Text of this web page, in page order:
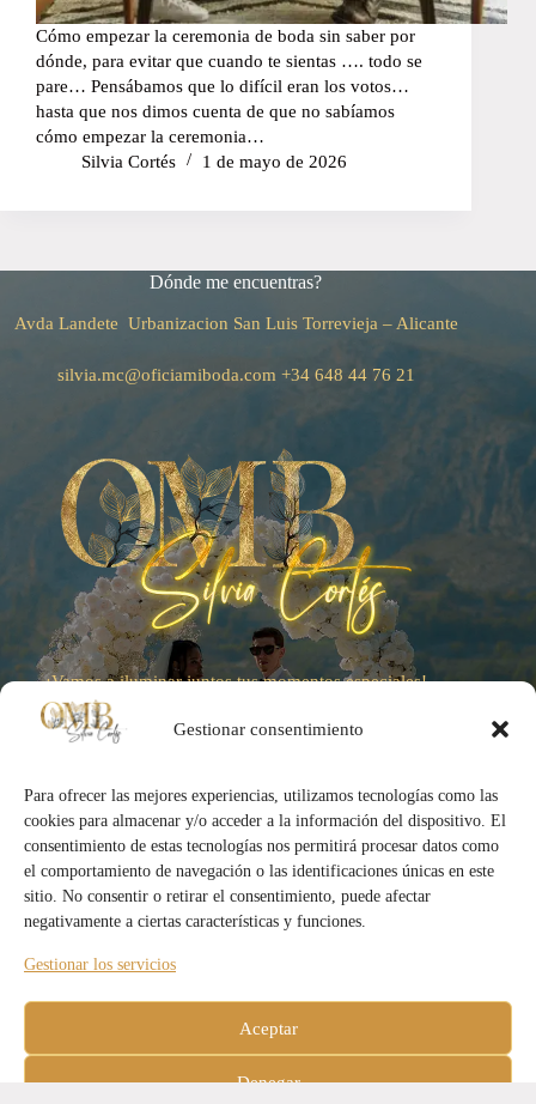
Gestionar consentimiento
Para ofrecer las mejores experiencias, utilizamos tecnologías como las
cookies para almacenar y/o acceder a la información del dispositivo. El
consentimiento de estas tecnologías nos permitirá procesar datos como
el comportamiento de navegación o las identificaciones únicas en este
sitio. No consentir o retirar el consentimiento, puede afectar
negativamente a ciertas características y funciones.
Gestionar los servicios
Aceptar
Denegar
Cómo empezar la ceremonia de boda sin saber por
dónde, para evitar que cuando te sientas …. todo se
pare… Pensábamos que lo difícil eran los votos…
hasta que nos dimos cuenta de que no sabíamos
cómo empezar la ceremonia…
Silvia Cortés
1 de mayo de 2026
Dónde me encuentras?
Avda Landete Urbanizacion San LuisTorrevieja – Alicante
silvia.mc@oficiamiboda.com +34648 44 76 21
¡Vamos a iluminar juntos tus momentos especiales!
Otros Links
Servicios
Política de Cookies